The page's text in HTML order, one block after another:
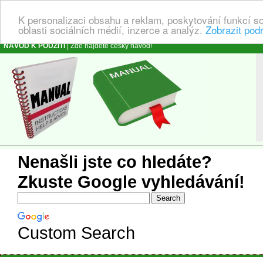
K personalizaci obsahu a reklam, poskytování funkcí
oblasti sociálních médií, inzerce a analýz. Zobrazit
NÁVOD K POUŽITÍ| Zde najdete český návod!
Nenašli jste co hledáte?
Zkuste Google vyhledávání!
Custom Search